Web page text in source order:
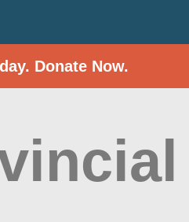
Donate Now.